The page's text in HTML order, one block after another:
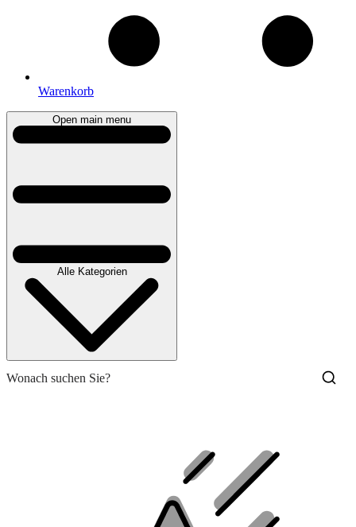
Warenkorb
Open main menu
Alle Kategorien